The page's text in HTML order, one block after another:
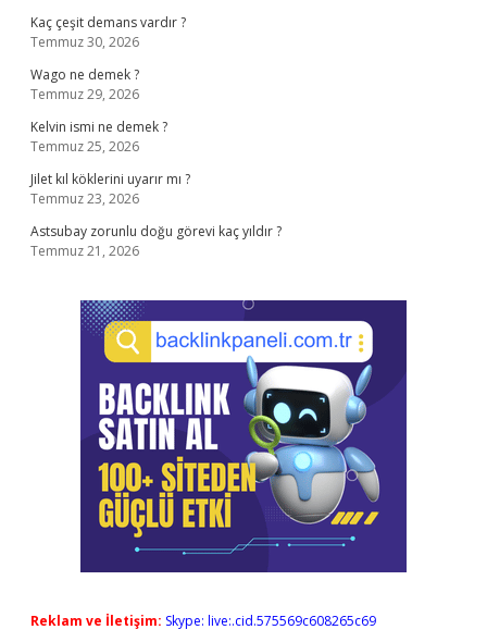
Kaç çeşit demans vardır ?
Temmuz 30, 2026
Wago ne demek ?
Temmuz 29, 2026
Kelvin ismi ne demek ?
Temmuz 25, 2026
Jilet kıl köklerini uyarır mı ?
Temmuz 23, 2026
Astsubay zorunlu doğu görevi kaç yıldır ?
Temmuz 21, 2026
Reklam ve İletişim: Skype: live:.cid.575569c608265c69